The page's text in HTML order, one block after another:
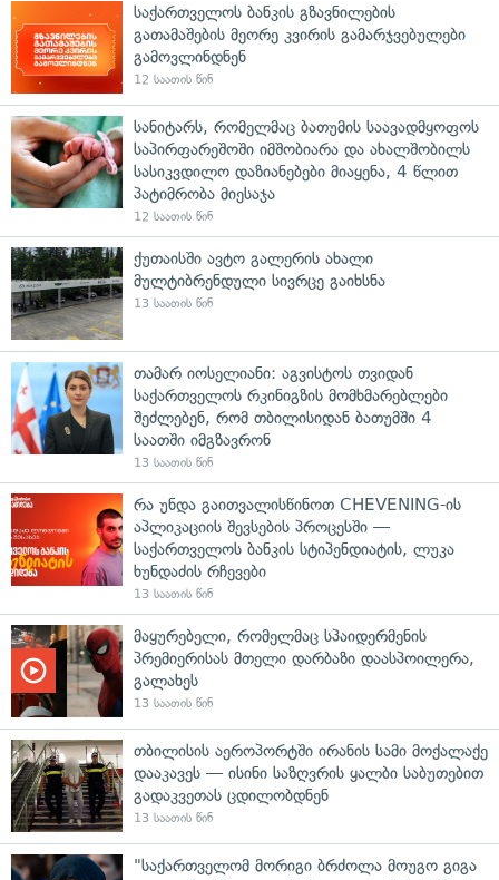
საქართველოს ბანკის გზავნილების
გათამაშების მეორე კვირის გამარჯვებულები
გამოვლინდნენ
12 საათის წინ
სანიტარს, რომელმაც ბათუმის საავადმყოფოს
საპირფარეშოში იმშობიარა და ახალშობილს
სასიკვდილო დაზიანებები მიაყენა, 4 წლით
პატიმრობა მიესაჯა
12 საათის წინ
ქუთაისში ავტო გალერის ახალი
მულტიბრენდული სივრცე გაიხსნა
13 საათის წინ
თამარ იოსელიანი: აგვისტოს თვიდან
საქართველოს რკინიგზის მომხმარებლები
შეძლებენ, რომ თბილისიდან ბათუმში 4
საათში იმგზავრონ
13 საათის წინ
რა უნდა გაითვალისწინოთ CHEVENING-ის
აპლიკაციის შევსების პროცესში —
საქართველოს ბანკის სტიპენდიატის, ლუკა
ხუნდაძის რჩევები
13 საათის წინ
მაყურებელი, რომელმაც სპაიდერმენის
პრემიერისას მთელი დარბაზი დაასპოილერა,
გალახეს
13 საათის წინ
თბილისის აეროპორტში ირანის სამი მოქალაქე
დააკავეს — ისინი საზღვრის ყალბი საბუთებით
გადაკვეთას ცდილობდნენ
13 საათის წინ
"საქართველომ მორიგი ბრძოლა მოუგო გიგა